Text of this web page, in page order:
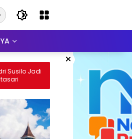
×
TP PKK HSS Raih Juara 1 Lomba
Serba Ikan Kategori Menu
Tingkat Kalsel